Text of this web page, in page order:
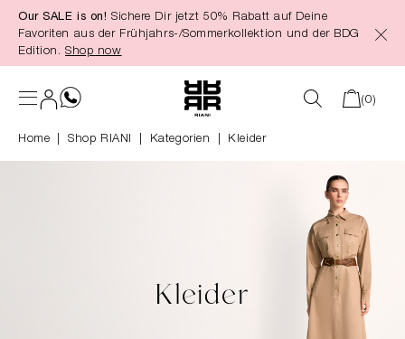
springen
Our SALE is on! Sichere Dir jetzt 50% Rabatt auf Deine
Favoriten aus der Frühjahrs-/Sommerkollektion und der BDG
Edition. Shop now
(0)
Home Shop RIANI Kategorien Kleider
Kleider